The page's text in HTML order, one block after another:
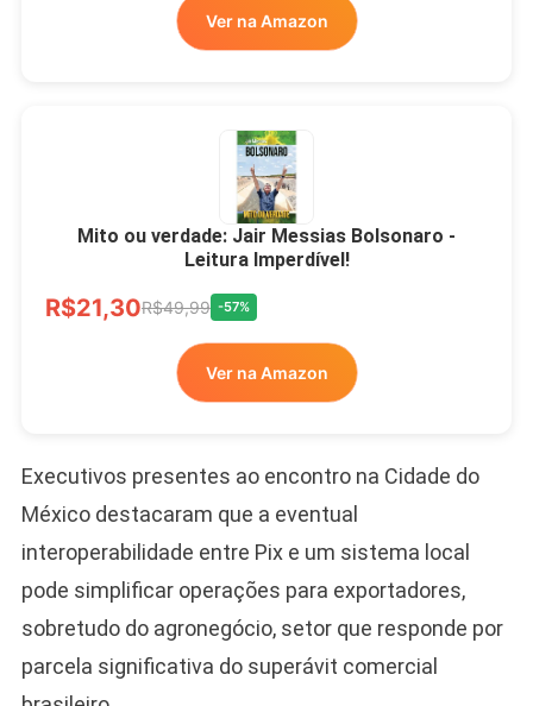
Ver na Amazon
Mito ou verdade: Jair Messias Bolsonaro -
Leitura Imperdível!
R$21,30R$49,99 -57%
Ver na Amazon
Executivos presentes ao encontro na Cidade do
México destacaram que a eventual
interoperabilidade entre Pix e um sistema local
pode simplificar operações para exportadores,
sobretudo do agronegócio, setor que responde por
parcela significativa do superávit comercial